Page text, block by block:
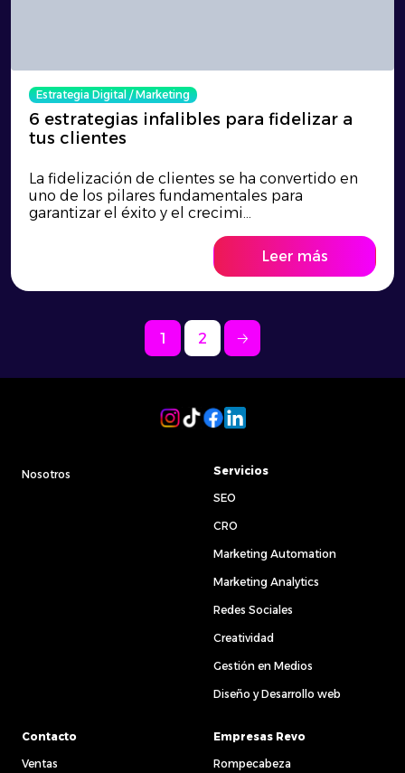
Estrategia Digital/Marketing
6 estrategias infalibles para fidelizar a
tus clientes
La fidelización de clientes se ha convertido en
uno de los pilares fundamentales para
garantizar el éxito y el crecimi...
Leer más
1 2 🡢
Nosotros
Servicios
SEO
CRO
Marketing Automation
Marketing Analytics
Redes Sociales
Creatividad
Gestión en Medios
Diseño y Desarrollo web
Contacto
Ventas
Empresas Revo
Rompecabeza